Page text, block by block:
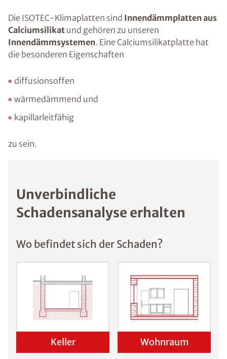
Die ISOTEC-Klimaplatten sind Innendämmplatten aus
Calciumsilikat und gehören zu unseren
Innendämmsystemen. Eine Calciumsilikatplatte hat
die besonderen Eigenschaften
diffusionsoffen
wärmedämmend und
kapillarleitfähig
zu sein.
Unverbindliche
Schadensanalyse erhalten
Wo befindet sich der Schaden?
Keller Wohnraum